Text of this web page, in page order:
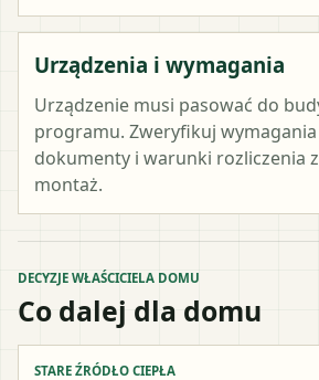
Urządzenia i wymagania
Urządzenie musi pasować do
programu. Zweryfikuj
dokumenty i warunki rozliczenia
montaż.
DECYZJE WŁAŚCICIELA DOMU
Co dalej dla domu
STARE ŹRÓDŁO CIEPŁA